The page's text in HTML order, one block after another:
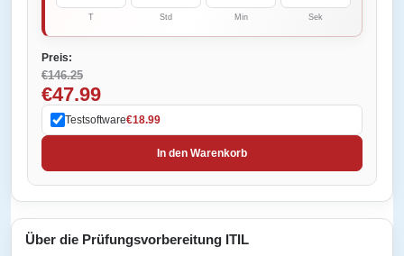
T Std Min Sek
Preis:
€146.25
€47.99
Testsoftware€18.99
In den Warenkorb
Über die Prüfungsvorbereitung ITIL